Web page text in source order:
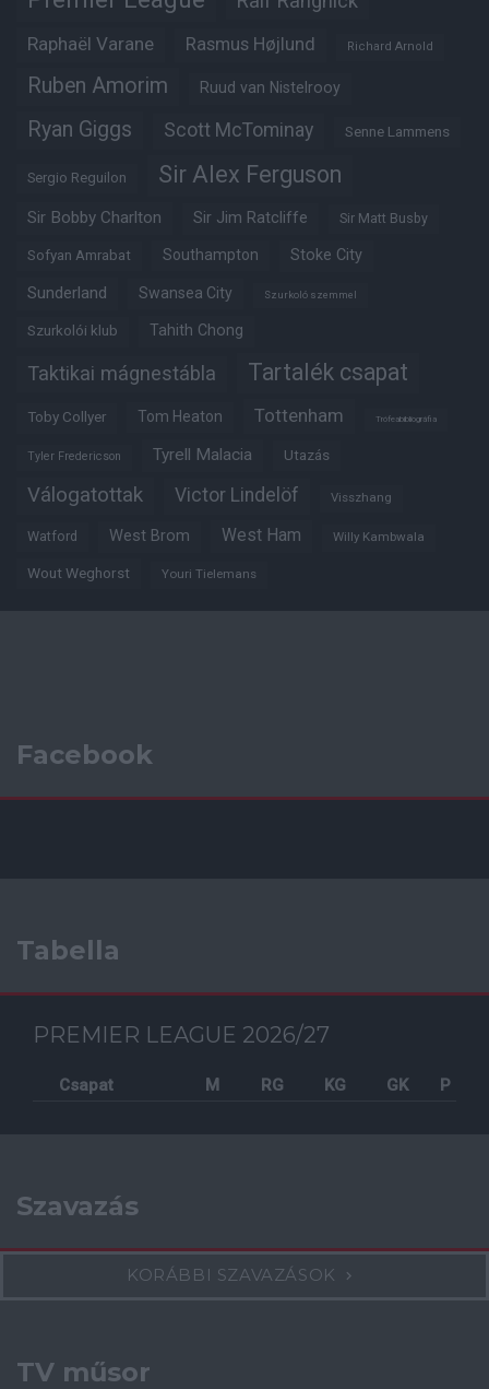
Raphaël Varane Rasmus Højlund Richard Arnold
Ruben Amorim Ruud van Nistelrooy
Ryan Giggs Scott McTominay Senne Lammens
Sergio Reguilon Sir Alex Ferguson
Sir Bobby Charlton Sir Jim Ratcliffe Sir Matt Busby
Sofyan Amrabat Southampton Stoke City
Sunderland Swansea City Szurkoló szemmel
Szurkolói klub Tahith Chong
Taktikai mágnestábla Tartalék csapat
Toby Collyer Tom Heaton Tottenham Trófeabibliográfia
Tyler Fredericson Tyrell Malacia Utazás
Válogatottak Victor Lindelöf Visszhang
Watford West Brom West Ham Willy Kambwala
Wout Weghorst Youri Tielemans